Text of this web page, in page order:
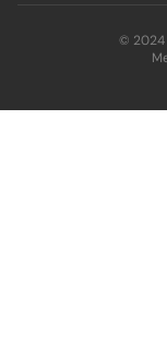
© 2024